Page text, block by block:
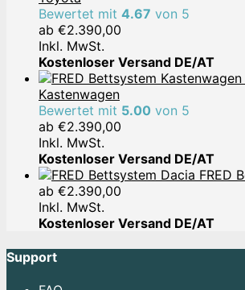
Bewertet mit 4.67 von 5
ab €2.390,00
Inkl. MwSt.
Kostenloser Versand DE/AT
Kastenwagen
Bewertet mit 5.00 von 5
ab €2.390,00
Inkl. MwSt.
Kostenloser Versand DE/AT
FRED
ab €2.390,00
Inkl. MwSt.
Kostenloser Versand DE/AT
Support